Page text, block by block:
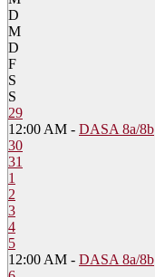
D
M
D
F
S
S
29
12:00 AM - DASA 8a/8b
30
31
1
2
3
4
5
12:00 AM - DASA 8a/8b